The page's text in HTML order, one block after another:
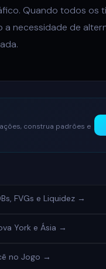
Quando todos os
necessidade de
construa padrões e
FVGs e Liquidez →
York e Ásia →
no Jogo →